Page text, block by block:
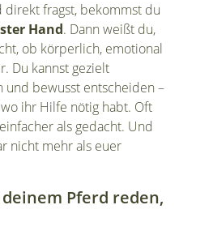
fragst, bekommst du
Hand. Dann weißt du,
ob körperlich, emotional
Du kannst gezielt
und bewusst entscheiden –
ihr Hilfe nötig habt. Oft
als gedacht. Und
nicht mehr als euer
Pferd reden,